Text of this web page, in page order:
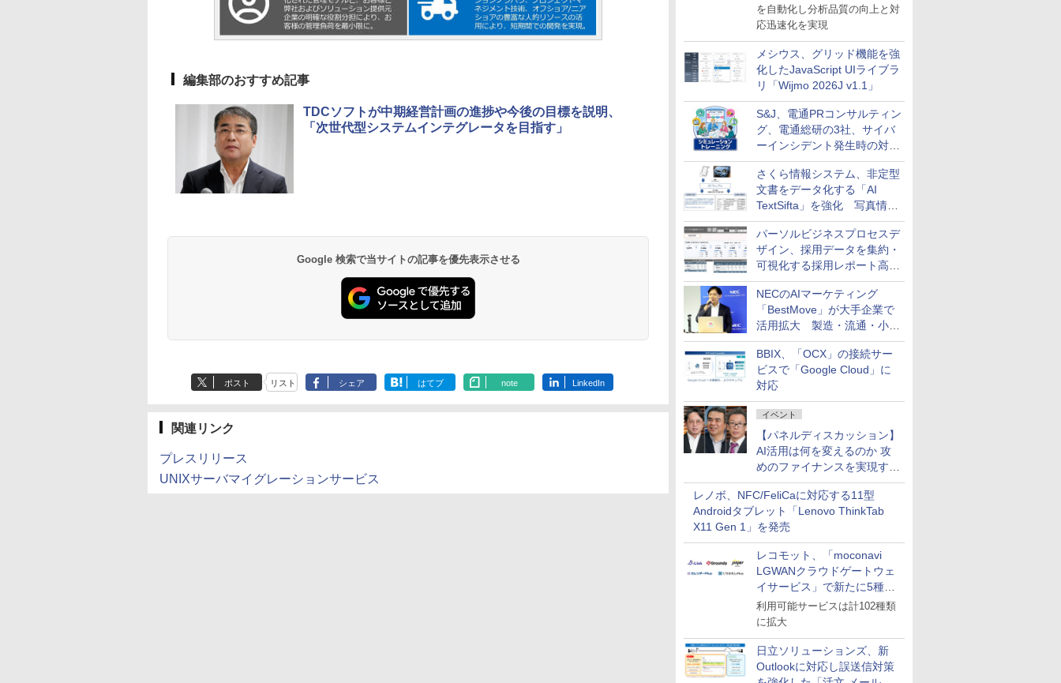
を自動化し分析品質の向上と対
応迅速化を実現
メシウス、グリッド機能を強
化したJavaScript UIライブラ
リ「Wijmo 2026J v1.1」
S&J、電通PRコンサルティン
グ、電通総研の3社、サイバ
ーインシデント発生時の対応
と危機管理広報を一体的に訓
練するプログラムを提供
さくら情報システム、非定型
文書をデータ化する「AI
TextSifta」を強化 写真情報
のデータ化などに対応
パーソルビジネスプロセスデ
ザイン、採用データを集約・
可視化する採用レポート高速
化サービスを提供
NECのAIマーケティング
「BestMove」が大手企業で
活用拡大 製造・流通・小売
企業・広告代理店などが実装
フェーズへ
BBIX、「OCX」の接続サー
ビスで「Google Cloud」に
対応
イベント
【パネルディスカッション】
AI活用は何を変えるのか 攻
めのファイナンスを実現する
業務設計とマインドセット変
革
レノボ、NFC/FeliCaに対応する11型
Androidタブレット「Lenovo ThinkTab
X11 Gen 1」を発売
レコモット、「moconavi
LGWANクラウドゲートウェ
イサービス」で新たに5種類
のサービスと連携開始
利用可能サービスは計102種類
に拡大
日立ソリューションズ、新
Outlookに対応し誤送信対策
編集部のおすすめ記事
TDCソフトが中期経営計画の進捗や今後の目標を説明、
「次世代型システムインテグレータを目指す」
Google 検索で当サイトの記事を優先表示させる
ポスト リスト シェア はてブ note LinkedIn
関連リンク
プレスリリース
UNIXサーバマイグレーションサービス